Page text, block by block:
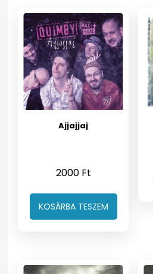
Ajjajjaj
2000 Ft
KOSÁRBA TESZEM